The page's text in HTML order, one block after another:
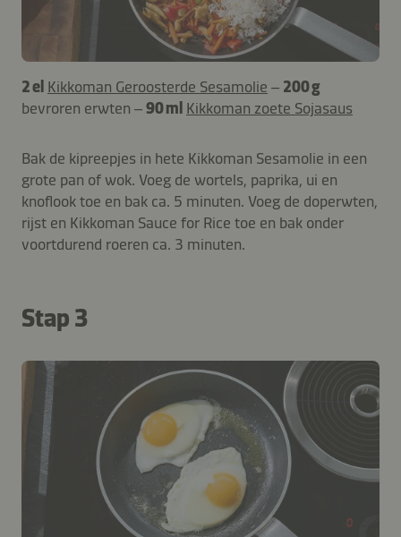
2 el Kikkoman Geroosterde Sesamolie – 200 g
bevroren erwten –90 ml Kikkoman zoete Sojasaus
Bak de kipreepjes in hete Kikkoman Sesamolie in een
grote pan of wok. Voeg de wortels, paprika, ui en
knoflook toe en bak ca. 5 minuten. Voeg de doperwten,
rijst en Kikkoman Sauce for Rice toe en bak onder
voortdurend roeren ca. 3 minuten.
Stap 3